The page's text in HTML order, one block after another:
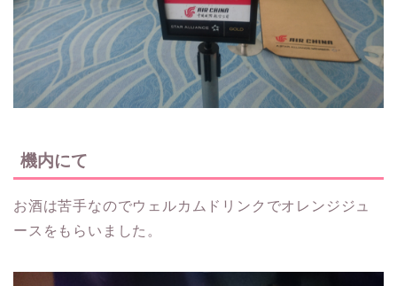
機内にて
お酒は苦手なのでウェルカムドリンクでオレンジジュ
ースをもらいました。